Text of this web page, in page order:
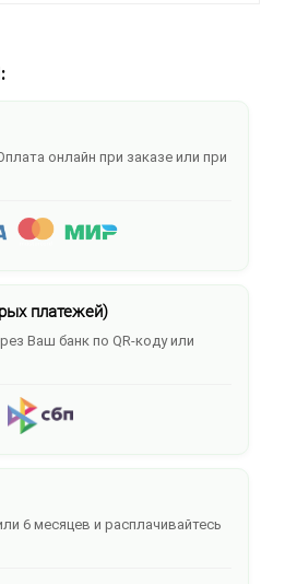
онлайн при заказе или при
платежей)
Ваш банк по QR-коду или
6 месяцев и расплачивайтесь